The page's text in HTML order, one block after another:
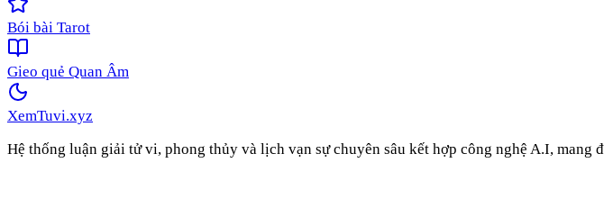
Bói bài Tarot
Gieo quẻ Quan Âm
XemTuvi.xyz
Hệ thống luận giải tử vi, phong thủy và lịch vạn sự chuyên sâu kết hợp công nghệ A.I,